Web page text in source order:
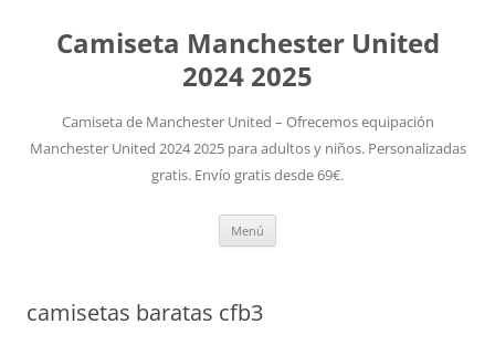
Camiseta Manchester United
2024 2025
Camiseta de Manchester United – Ofrecemos equipación
Manchester United 2024 2025 para adultos y niños. Personalizadas
gratis. Envío gratis desde 69€.
Menú
camisetas baratas cfb3